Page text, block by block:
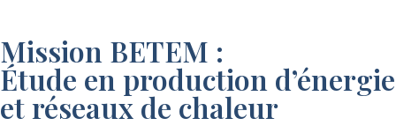
Mission BETEM :
Étude en production d’énergie
et réseaux de chaleur